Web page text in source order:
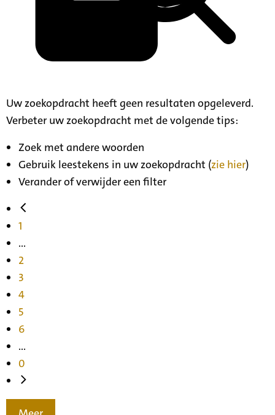
Uw zoekopdracht heeft geen resultaten opgeleverd.
Verbeter uw zoekopdracht met de volgende tips:
Zoek met andere woorden
Gebruik leestekens in uw zoekopdracht (zie hier)
Verander of verwijder een filter
1
...
2
3
4
5
6
...
0